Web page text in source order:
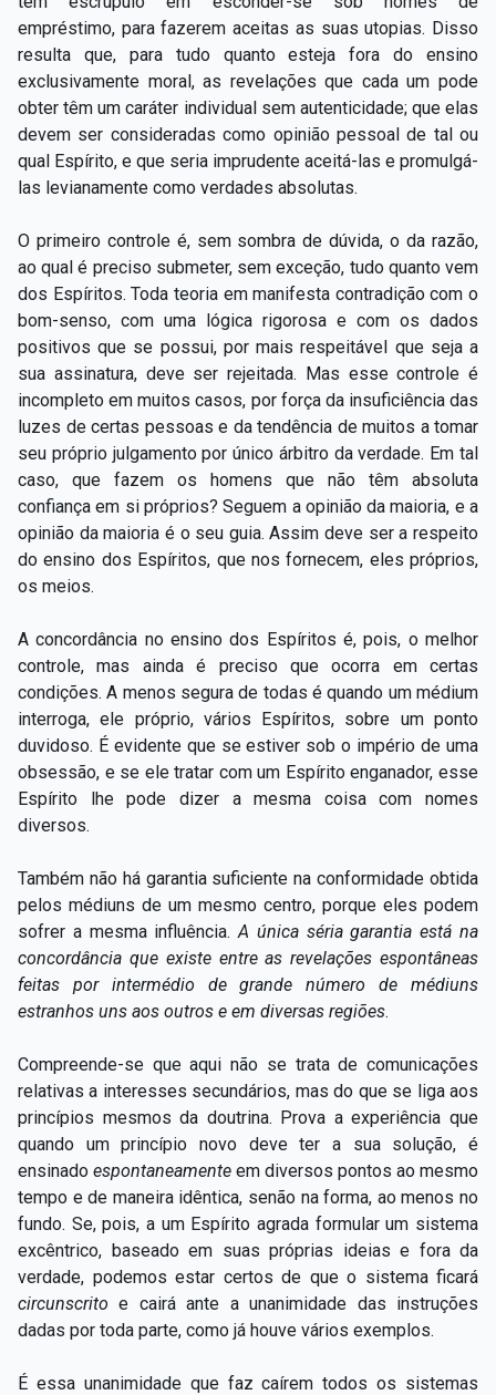
empréstimo, para fazerem aceitas as suas utopias. Disso
resulta que, para tudo quanto esteja fora do ensino
exclusivamente moral, as revelações que cada um pode
obter têm um caráter individual sem autenticidade; que elas
devem ser consideradas como opinião pessoal de tal ou
qual Espírito, e que seria imprudente aceitá-las e promulgá-
las levianamente como verdades absolutas.
O primeiro controle é, sem sombra de dúvida, o da razão,
ao qual é preciso submeter, sem exceção, tudo quanto vem
dos Espíritos. Toda teoria em manifesta contradição com o
bom-senso, com uma lógica rigorosa e com os dados
positivos que se possui, por mais respeitável que seja a
sua assinatura, deve ser rejeitada. Mas esse controle é
incompleto em muitos casos, por força da insuficiência das
luzes de certas pessoas e da tendência de muitos a tomar
seu próprio julgamento por único árbitro da verdade. Em tal
caso, que fazem os homens que não têm absoluta
confiança em si próprios? Seguem a opinião da maioria, e a
opinião da maioria é o seu guia. Assim deve ser a respeito
do ensino dos Espíritos, que nos fornecem, eles próprios,
os meios.
A concordância no ensino dos Espíritos é, pois, o melhor
controle, mas ainda é preciso que ocorra em certas
condições. A menos segura de todas é quando um médium
interroga, ele próprio, vários Espíritos, sobre um ponto
duvidoso. É evidente que se estiver sob o império de uma
obsessão, e se ele tratar com um Espírito enganador, esse
Espírito lhe pode dizer a mesma coisa com nomes
diversos.
Também não há garantia suficiente na conformidade obtida
pelos médiuns de um mesmo centro, porque eles podem
sofrer a mesma influência.A única séria garantia está na
concordância que existe entre as revelações espontâneas
feitas por intermédio de grande número de médiuns
estranhos uns aos outros e em diversas regiões.
Compreende-se que aqui não se trata de comunicações
relativas a interesses secundários, mas do que se liga aos
princípios mesmos da doutrina. Prova a experiência que
quando um princípio novo deve ter a sua solução, é
ensinado espontaneamente em diversos pontos ao mesmo
tempo e de maneira idêntica, senão na forma, ao menos no
fundo. Se, pois, a um Espírito agrada formular um sistema
excêntrico, baseado em suas próprias ideias e fora da
verdade, podemos estar certos de que o sistema ficará
circunscritoe cairá ante a unanimidade das instruções
dadas por toda parte, como já houve vários exemplos.
É essa unanimidade que faz caírem todos os sistemas